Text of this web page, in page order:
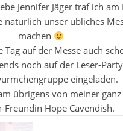
Jennifer Jäger traf ich am
natürlich unser übliches
machen
Tag auf der Messe auch
noch auf der Leser-
eingeladen.
übrigens von meiner
Freundin Hope Cavendish.